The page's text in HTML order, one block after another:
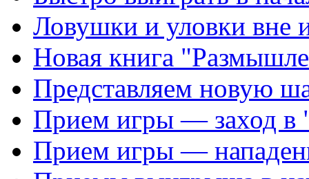
Ловушки и уловки вне
Новая книга
Представляем новую
Прием игры — заход в
Прием игры —